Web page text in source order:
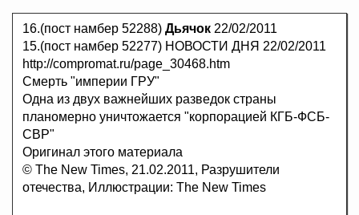
16.(пост намбер 52288) Дьячок 22/02/2011
15.(пост намбер 52277) НОВОСТИ ДНЯ 22/02/2011
http://compromat.ru/page_30468.htm
Смерть "империи ГРУ"
Одна из двух важнейших разведок страны
планомерно уничтожается "корпорацией КГБ-ФСБ-
СВР"
Оригинал этого материала
© The New Times, 21.02.2011, Разрушители
отечества, Иллюстрации: The New Times